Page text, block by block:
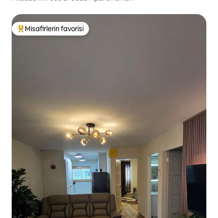
Misafirlerin favorilerinden en beğenilenler arasında
Misafirlerin favorisi